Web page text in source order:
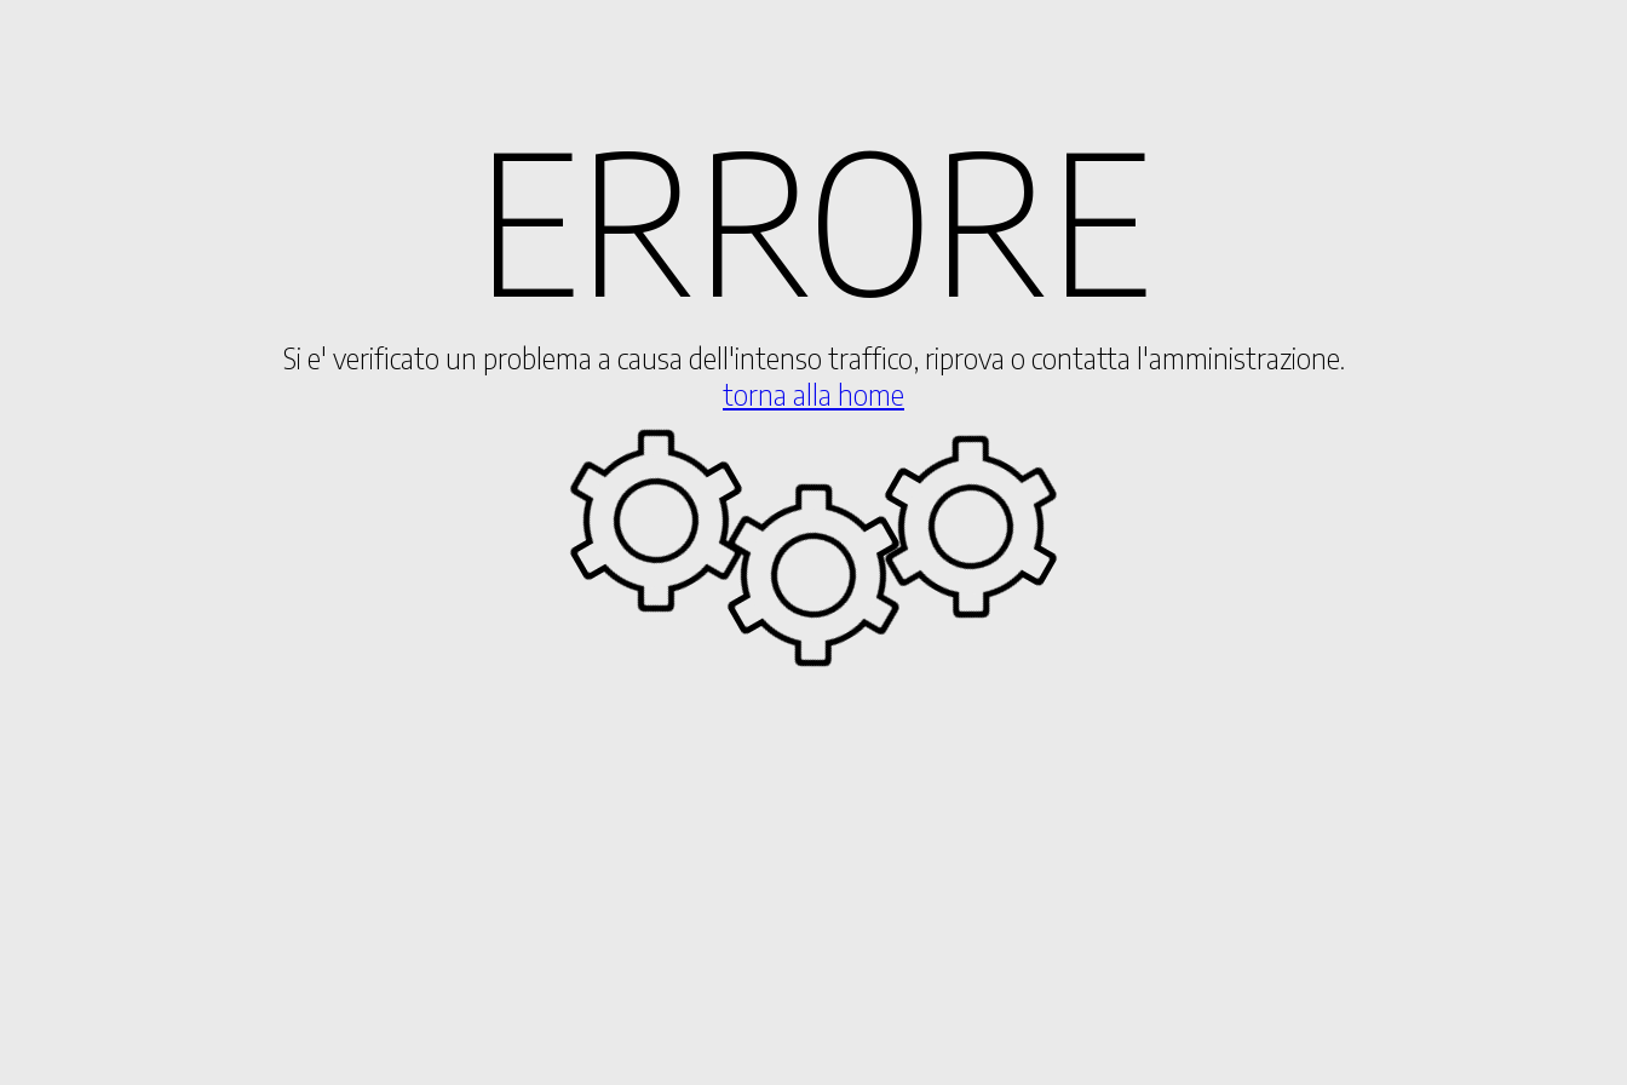
ERRORE
Si e' verificato un problema a causa dell'intenso traffico, riprova o contatta l'amministrazione.
torna alla home